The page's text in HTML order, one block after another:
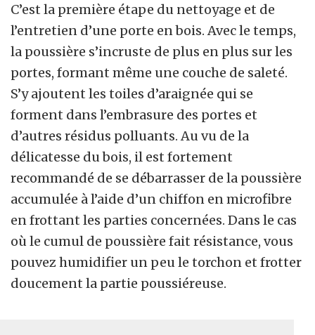
C’est la première étape du nettoyage et de
l’entretien d’une porte en bois. Avec le temps,
la poussière s’incruste de plus en plus sur les
portes, formant même une couche de saleté.
S’y ajoutent les toiles d’araignée qui se
forment dans l’embrasure des portes et
d’autres résidus polluants. Au vu de la
délicatesse du bois, il est fortement
recommandé de se débarrasser de la poussière
accumulée à l’aide d’un chiffon en microfibre
en frottant les parties concernées. Dans le cas
où le cumul de poussière fait résistance, vous
pouvez humidifier un peu le torchon et frotter
doucement la partie poussiéreuse.